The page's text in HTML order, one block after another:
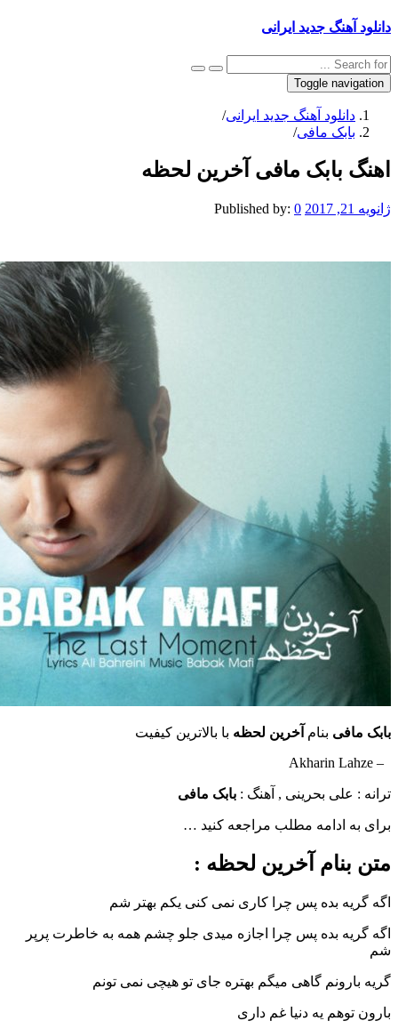
جدید ایرانی
Toggle
آهنگ جدید ایرانی/
مافی/
مافی آخرین لحظه
Published by:0
بنامآخرین لحظهبا بالاترین کیفیت
بحرینی , آهنگ : بابک مافی
ادامه مطلب مراجعه کنید …
آخرین لحظه :
بده پس چرا کاری نمی کنی یکم بهتر شم
بده پس چرا اجازه میدی جلو چشم همه به خاطرت پرپر
گاهی میگم بهتره جای تو هیچی نمی تونم
یه دنیا غم داری